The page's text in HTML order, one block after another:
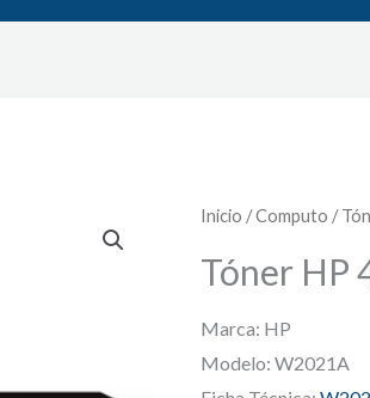
Inicio /Computo /
Tóner HP
Marca: HP
Modelo: W2021A